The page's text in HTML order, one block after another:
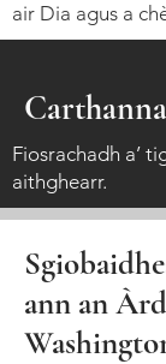
air Dia agus a
Fiosrachadh a’
aithghearr.
ann an